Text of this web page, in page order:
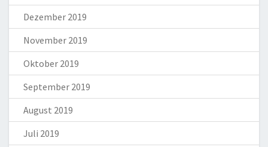
Dezember 2019
November 2019
Oktober 2019
September 2019
August 2019
Juli 2019